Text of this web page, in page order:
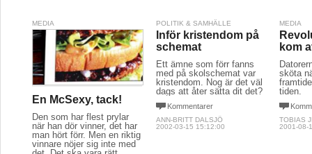
MEDIA
En McSexy, tack!
Den som har flest prylar
när han dör vinner, det har
man hört förr. Men en riktig
vinnare nöjer sig inte med
POLITIK & SAMHÄLLE
Inför kristendom på
schemat
Ett ämne som förr fanns
med på skolschemat var
kristendom. Nog är det väl
dags att åter sätta dit det?
Kommentarer
ANN-BRITT DALSJÖ
2002-03-15 15:12:00
MEDIA
kom
sköta
tiden.
TOBIAS
2001-08-